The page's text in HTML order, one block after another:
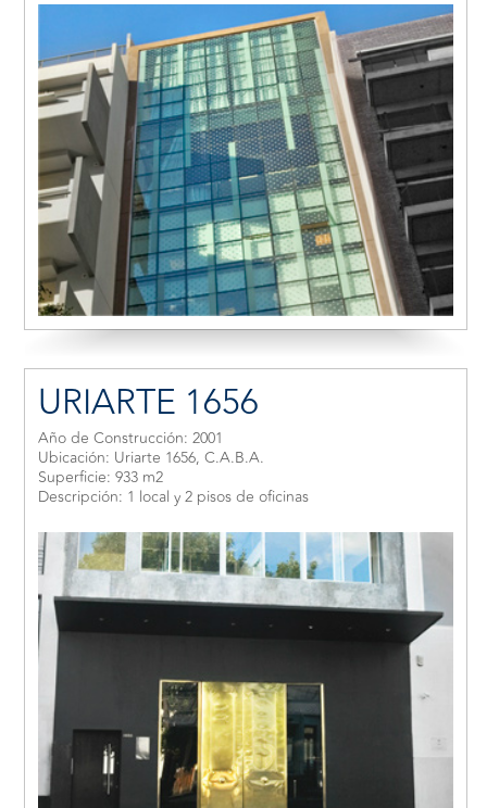
URIARTE 1656
Año de Construcción: 2001
Ubicación: Uriarte 1656, C.A.B.A.
Superficie: 933 m2
Descripción: 1 local y 2 pisos de oficinas